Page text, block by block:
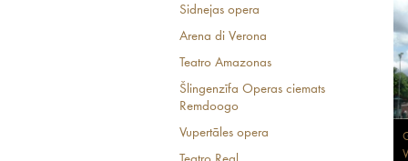
Sidnejas opera
Arena di Verona
Teatro Amazonas
Šlingenzīfa Operas ciemats
Remdoogo
Vupertāles opera